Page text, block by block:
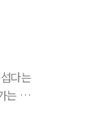
다는
는 오